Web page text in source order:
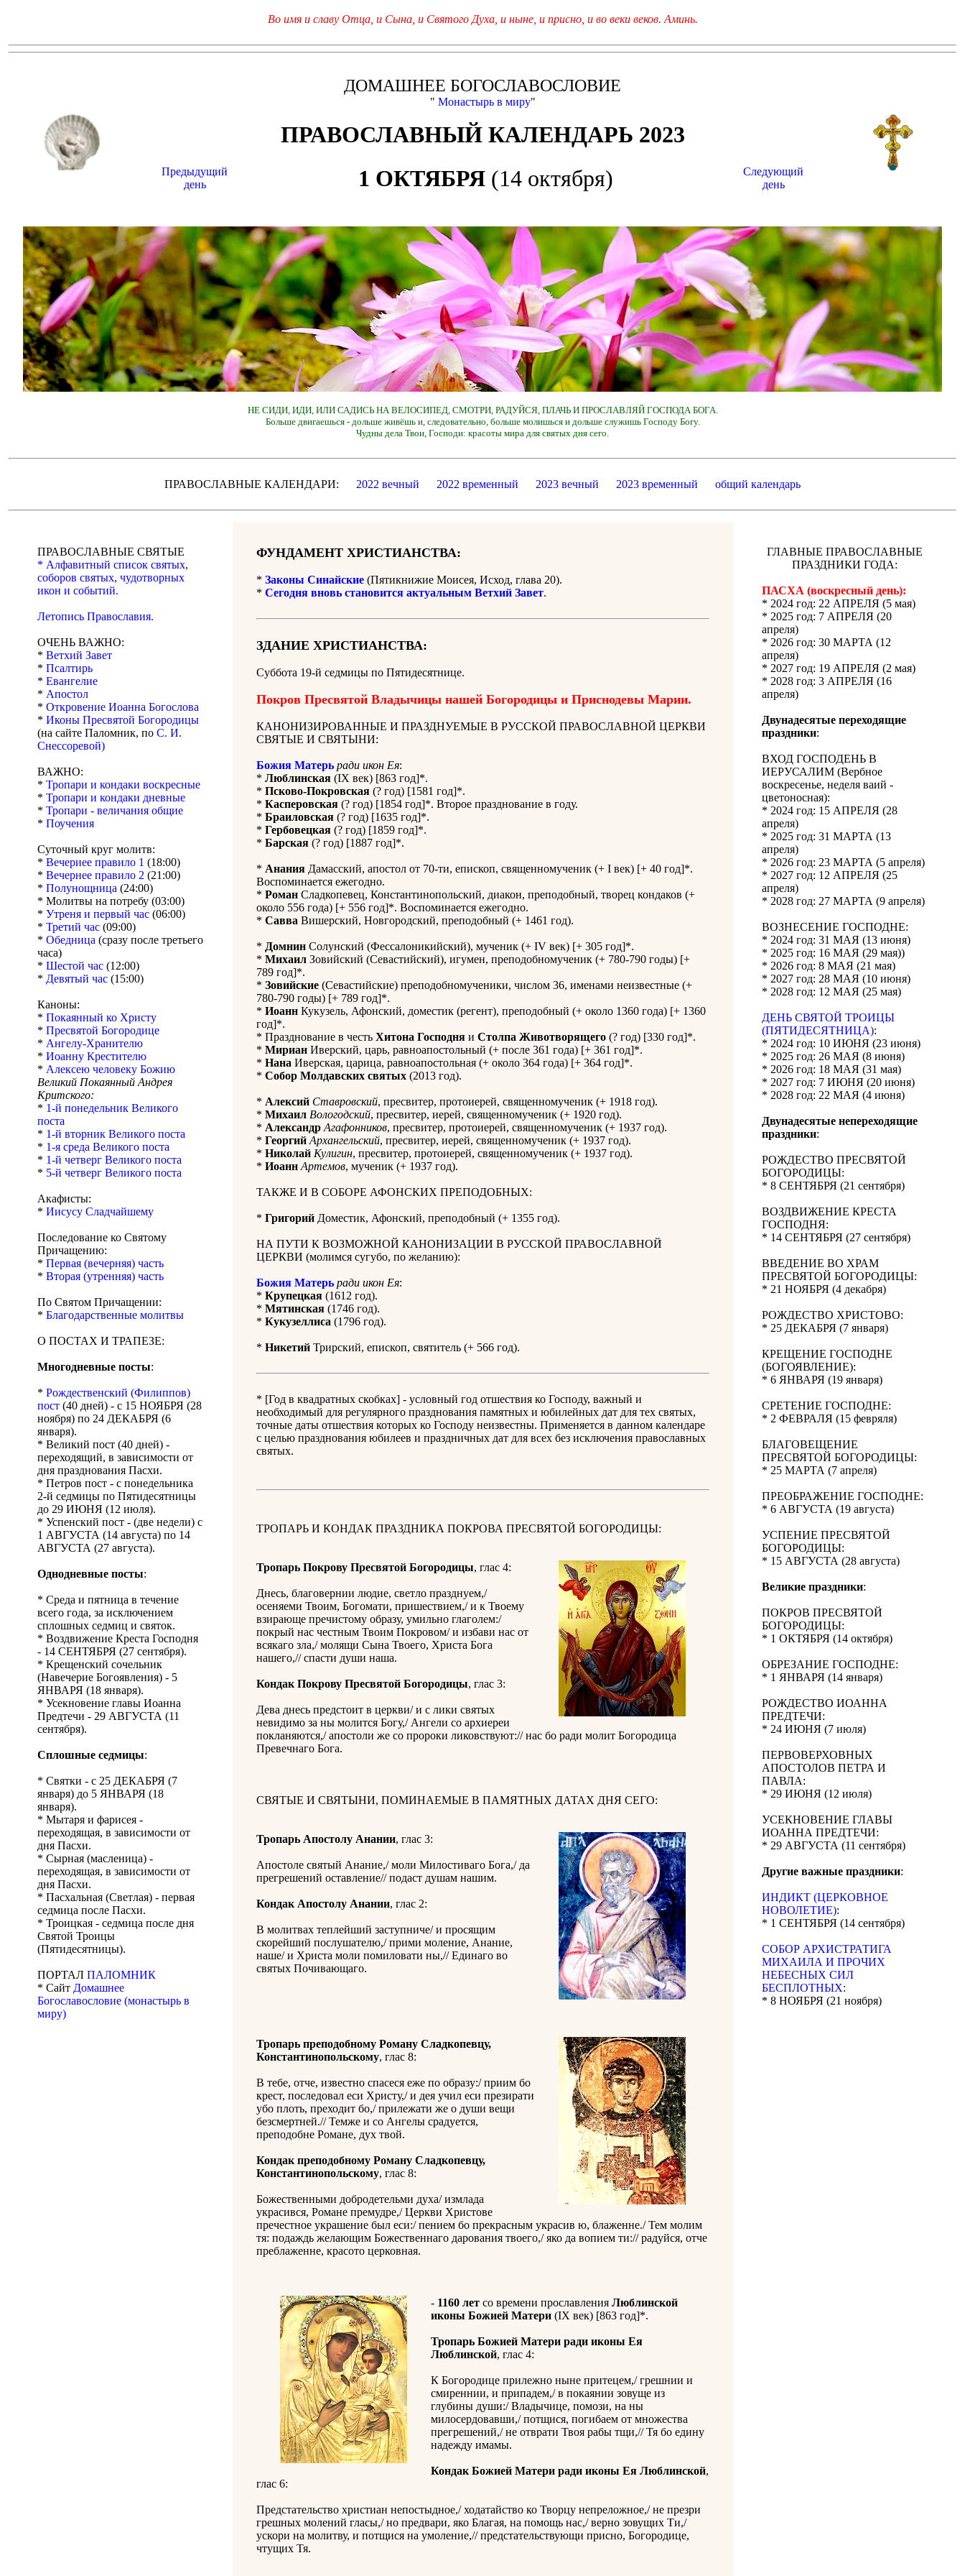
Во имя и славу Отца, и Сына, и Святого Духа, и ныне, и присно, и во веки веков. Аминь.
ДОМАШНЕЕ БОГОСЛАВОСЛОВИЕ
" Монастырь в миру"
ПРАВОСЛАВНЫЙ КАЛЕНДАРЬ 2023
Предыдущий
день
1 ОКТЯБРЯ(14 октября)
Следующий
день
НЕ СИДИ, ИДИ, ИЛИ САДИСЬ НА ВЕЛОСИПЕД, СМОТРИ, РАДУЙСЯ, ПЛАЧЬ И ПРОСЛАВЛЯЙ ГОСПОДА БОГА.
Больше двигаешься - дольше живёшь и, следовательно, больше молишься и дольше служишь Господу Богу.
Чудны дела Твои, Господи: красоты мира для святых дня сего.
ПРАВОСЛАВНЫЕ КАЛЕНДАРИ: 2022 вечный 2022 временный 2023 вечный 2023 временный общий календарь
ПРАВОСЛАВНЫЕ СВЯТЫЕ
* Алфавитный список святых,
соборов святых, чудотворных
икон и событий.
Летопись Православия.
ОЧЕНЬ ВАЖНО:
* Ветхий Завет
* Псалтирь
* Евангелие
* Апостол
* Откровение Иоанна Богослова
* Иконы Пресвятой Богородицы
(на сайте Паломник, по С. И.
Снессоревой)
ВАЖНО:
* Тропари и кондаки воскресные
* Тропари и кондаки дневные
* Тропари - величания общие
* Поучения
Суточный круг молитв:
* Вечериее правило 1 (18:00)
* Вечернее правило 2 (21:00)
* Полунощница (24:00)
* Молитвы на потребу (03:00)
* Утреня и первый час (06:00)
* Третий час (09:00)
* Обедница (сразу после третьего
часа)
* Шестой час (12:00)
* Девятый час (15:00)
Каноны:
* Покаянный ко Христу
* Пресвятой Богородице
* Ангелу-Хранителю
* Иоанну Крестителю
* Алексею человеку Божию
Великий Покаянный Андрея
Критского:
* 1-й понедельник Великого
поста
* 1-й вторник Великого поста
* 1-я среда Великого поста
* 1-й четверг Великого поста
* 5-й четверг Великого поста
Акафисты:
* Иисусу Сладчайшему
Последование ко Святому
Причащению:
* Первая (вечерняя) часть
* Вторая (утренняя) часть
По Святом Причащении:
* Благодарственные молитвы
О ПОСТАХ И ТРАПЕЗЕ:
Многодневные посты:
* Рождественский (Филиппов)
пост (40 дней) - с 15 НОЯБРЯ (28
ноября) по 24 ДЕКАБРЯ (6
января).
* Великий пост (40 дней) -
переходящий, в зависимости от
дня празднования Пасхи.
* Петров пост - с понедельника
2-й седмицы по Пятидесятницы
до 29 ИЮНЯ (12 июля).
* Успенский пост - (две недели) с
1 АВГУСТА (14 августа) по 14
АВГУСТА (27 августа).
Однодневные посты:
* Среда и пятница в течение
всего года, за исключением
сплошных седмиц и святок.
* Воздвижение Креста Господня
- 14 СЕНТЯБРЯ (27 сентября).
* Крещенский сочельник
(Навечерие Богоявления) - 5
ЯНВАРЯ (18 января).
* Усекновение главы Иоанна
Предтечи - 29 АВГУСТА (11
сентября).
Сплошные седмицы:
* Святки - с 25 ДЕКАБРЯ (7
января) до 5 ЯНВАРЯ (18
января).
* Мытаря и фарисея -
переходящая, в зависимости от
дня Пасхи.
* Сырная (масленица) -
переходящая, в зависимости от
дня Пасхи.
* Пасхальная (Светлая) - первая
седмица после Пасхи.
* Троицкая - седмица после дня
Святой Троицы
(Пятидесятницы).
ПОРТАЛ ПАЛОМНИК
* Сайт Домашнее
Богославословие (монастырь в
миру)
ФУНДАМЕНТ ХРИСТИАНСТВА:
* Законы Синайские (Пятикнижие Моисея, Исход, глава 20).
* Сегодня вновь становится актуальным Ветхий Завет.
ЗДАНИЕ ХРИСТИАНСТВА:
Суббота 19-й седмицы по Пятидесятнице.
Покров Пресвятой Владычицы нашей Богородицы и Приснодевы Марии.
КАНОНИЗИРОВАННЫЕ И ПРАЗДНУЕМЫЕ В РУССКОЙ ПРАВОСЛАВНОЙ ЦЕРКВИ
СВЯТЫЕ И СВЯТЫНИ:
Божия Матерь ради икон Ея:
* Люблинская (IX век) [863 год]*.
* Псково-Покровская (? год) [1581 год]*.
* Касперовская (? год) [1854 год]*. Второе празднование в году.
* Браиловская (? год) [1635 год]*.
* Гербовецкая (? год) [1859 год]*.
* Барская (? год) [1887 год]*.
* Анания Дамасский, апостол от 70-ти, епископ, священномученик (+ I век) [+ 40 год]*.
Воспоминается ежегодно.
* Роман Сладкопевец, Константинопольский, диакон, преподобный, творец кондаков (+
около 556 года) [+ 556 год]*. Воспоминается ежегодно.
* Савва Вишерский, Новгородский, преподобный (+ 1461 год).
* Домнин Солунский (Фессалоникийский), мученик (+ IV век) [+ 305 год]*.
* Михаил Зовийский (Севастийский), игумен, преподобномученик (+ 780-790 годы) [+
789 год]*.
* Зовийские (Севастийские) преподобномученики, числом 36, именами неизвестные (+
780-790 годы) [+ 789 год]*.
* Иоанн Кукузель, Афонский, доместик (регент), преподобный (+ около 1360 года) [+ 1360
год]*.
* Празднование в честь Хитона Господня и Столпа Животворящего (? год) [330 год]*.
* Мириан Иверский, царь, равноапостольный (+ после 361 года) [+ 361 год]*.
* Нана Иверская, царица, равноапостольная (+ около 364 года) [+ 364 год]*.
* Собор Молдавских святых (2013 год).
* Алексий Ставровский, пресвитер, протоиерей, священномученик (+ 1918 год).
* Михаил Вологодский, пресвитер, иерей, священномученик (+ 1920 год).
* Александр Агафонников, пресвитер, протоиерей, священномученик (+ 1937 год).
* Георгий Архангельский, пресвитер, иерей, священномученик (+ 1937 год).
* Николай Кулигин, пресвитер, протоиерей, священномученик (+ 1937 год).
* Иоанн Артемов, мученик (+ 1937 год).
ТАКЖЕ И В СОБОРЕ АФОНСКИХ ПРЕПОДОБНЫХ:
* Григорий Доместик, Афонский, преподобный (+ 1355 год).
НА ПУТИ К ВОЗМОЖНОЙ КАНОНИЗАЦИИ В РУССКОЙ ПРАВОСЛАВНОЙ
ЦЕРКВИ (молимся сугубо, по желанию):
Божия Матерь ради икон Ея:
* Крупецкая (1612 год).
* Мятинская (1746 год).
* Кукузеллиса (1796 год).
* Никетий Трирский, епископ, святитель (+ 566 год).
* [Год в квадратных скобках] - условный год отшествия ко Господу, важный и
необходимый для регулярного празднования памятных и юбилейных дат для тех святых,
точные даты отшествия которых ко Господу неизвестны. Применяется в данном календаре
с целью празднования юбилеев и праздничных дат для всех без исключения православных
святых.
ТРОПАРЬ И КОНДАК ПРАЗДНИКА ПОКРОВА ПРЕСВЯТОЙ БОГОРОДИЦЫ:
Тропарь Покрову Пресвятой Богородицы, глас 4:
Днесь, благовернии людие, светло празднуем,/
осеняеми Твоим, Богомати, пришествием,/ и к Твоему
взирающе пречистому образу, умильно глаголем:/
покрый нас честным Твоим Покровом/ и избави нас от
всякаго зла,/ молящи Сына Твоего, Христа Бога
нашего,// спасти души наша.
Кондак Покрову Пресвятой Богородицы, глас 3:
Дева днесь предстоит в церкви/ и с лики святых
невидимо за ны молится Богу,/ Ангели со архиереи
покланяются,/ апостоли же со пророки ликовствуют:// нас бо ради молит Богородица
Превечнаго Бога.
СВЯТЫЕ И СВЯТЫНИ, ПОМИНАЕМЫЕ В ПАМЯТНЫХ ДАТАХ ДНЯ СЕГО:
Тропарь Апостолу Анании, глас 3:
Апостоле святый Анание,/ моли Милостиваго Бога,/ да
прегрешений оставление// подаст душам нашим.
Кондак Апостолу Анании, глас 2:
В молитвах теплейший заступниче/ и просящим
скорейший послушателю,/ прими моление, Анание,
наше/ и Христа моли помиловати ны,// Единаго во
святых Почивающаго.
Тропарь преподобному Роману Сладкопевцу,
Константинопольскому, глас 8:
В тебе, отче, известно спасеся еже по образу:/ приим бо
крест, последовал еси Христу,/ и дея учил еси презирати
убо плоть, преходит бо,/ прилежати же о души вещи
безсмертней.// Темже и со Ангелы срадуется,
преподобне Романе, дух твой.
Кондак преподобному Роману Сладкопевцу,
Константинопольскому, глас 8:
Божественными добродетельми духа/ измлада
украсився, Романе премудре,/ Церкви Христове
пречестное украшение был еси:/ пением бо прекрасным украсив ю, блаженне./ Тем молим
тя: подаждь желающим Божественнаго дарования твоего,/ яко да вопием ти:// радуйся, отче
преблаженне, красото церковная.
- 1160 лет со времени прославления Люблинской
иконы Божией Матери (IX век) [863 год]*.
Тропарь Божией Матери ради иконы Ея
Люблинской, глас 4:
К Богородице прилежно ныне притецем,/ грешнии и
смиреннии, и припадем,/ в покаянии зовуще из
глубины души:/ Владычице, помози, на ны
милосердовавши,/ потщися, погибаем от множества
прегрешений,/ не отврати Твоя рабы тщи,// Тя бо едину
надежду имамы.
Кондак Божией Матери ради иконы Ея Люблинской,
глас 6:
Предстательство христиан непостыдное,/ ходатайство ко Творцу непреложное,/ не презри
грешных молений гласы,/ но предвари, яко Благая, на помощь нас,/ верно зовущих Ти,/
ускори на молитву, и потщися на умоление,// предстательствующи присно, Богородице,
чтущих Тя.
ГЛАВНЫЕ ПРАВОСЛАВНЫЕ
ПРАЗДНИКИ ГОДА:
ПАСХА (воскресный день):
* 2024 год: 22 АПРЕЛЯ (5 мая)
* 2025 год: 7 АПРЕЛЯ (20
апреля)
* 2026 год: 30 МАРТА (12
апреля)
* 2027 год: 19 АПРЕЛЯ (2 мая)
* 2028 год: 3 АПРЕЛЯ (16
апреля)
Двунадесятые переходящие
праздники:
ВХОД ГОСПОДЕНЬ В
ИЕРУСАЛИМ (Вербное
воскресенье, неделя ваий -
цветоносная):
* 2024 год: 15 АПРЕЛЯ (28
апреля)
* 2025 год: 31 МАРТА (13
апреля)
* 2026 год: 23 МАРТА (5 апреля)
* 2027 год: 12 АПРЕЛЯ (25
апреля)
* 2028 год: 27 МАРТА (9 апреля)
ВОЗНЕСЕНИЕ ГОСПОДНЕ:
* 2024 год: 31 МАЯ (13 июня)
* 2025 год: 16 МАЯ (29 мая))
* 2026 год: 8 МАЯ (21 мая)
* 2027 год: 28 МАЯ (10 июня)
* 2028 год: 12 МАЯ (25 мая)
ДЕНЬ СВЯТОЙ ТРОИЦЫ
(ПЯТИДЕСЯТНИЦА):
* 2024 год: 10 ИЮНЯ (23 июня)
* 2025 год: 26 МАЯ (8 июня)
* 2026 год: 18 МАЯ (31 мая)
* 2027 год: 7 ИЮНЯ (20 июня)
* 2028 год: 22 МАЯ (4 июня)
Двунадесятые непереходящие
праздники:
РОЖДЕСТВО ПРЕСВЯТОЙ
БОГОРОДИЦЫ:
* 8 СЕНТЯБРЯ (21 сентября)
ВОЗДВИЖЕНИЕ КРЕСТА
ГОСПОДНЯ:
* 14 СЕНТЯБРЯ (27 сентября)
ВВЕДЕНИЕ ВО ХРАМ
ПРЕСВЯТОЙ БОГОРОДИЦЫ:
* 21 НОЯБРЯ (4 декабря)
РОЖДЕСТВО ХРИСТОВО:
* 25 ДЕКАБРЯ (7 января)
КРЕЩЕНИЕ ГОСПОДНЕ
(БОГОЯВЛЕНИЕ):
* 6 ЯНВАРЯ (19 января)
СРЕТЕНИЕ ГОСПОДНЕ:
* 2 ФЕВРАЛЯ (15 февряля)
БЛАГОВЕЩЕНИЕ
ПРЕСВЯТОЙ БОГОРОДИЦЫ:
* 25 МАРТА (7 апреля)
ПРЕОБРАЖЕНИЕ ГОСПОДНЕ:
* 6 АВГУСТА (19 августа)
УСПЕНИЕ ПРЕСВЯТОЙ
БОГОРОДИЦЫ:
* 15 АВГУСТА (28 августа)
Великие праздники:
ПОКРОВ ПРЕСВЯТОЙ
БОГОРОДИЦЫ:
* 1 ОКТЯБРЯ (14 октября)
ОБРЕЗАНИЕ ГОСПОДНЕ:
* 1 ЯНВАРЯ (14 января)
РОЖДЕСТВО ИОАННА
ПРЕДТЕЧИ:
* 24 ИЮНЯ (7 июля)
ПЕРВОВЕРХОВНЫХ
АПОСТОЛОВ ПЕТРА И
ПАВЛА:
* 29 ИЮНЯ (12 июля)
УСЕКНОВЕНИЕ ГЛАВЫ
ИОАННА ПРЕДТЕЧИ:
* 29 АВГУСТА (11 сентября)
Другие важные праздники:
ИНДИКТ (ЦЕРКОВНОЕ
НОВОЛЕТИЕ):
* 1 СЕНТЯБРЯ (14 сентября)
CОБОР АРХИСТРАТИГА
МИХАИЛА И ПРОЧИХ
НЕБЕСНЫХ СИЛ
БЕСПЛОТНЫХ:
* 8 НОЯБРЯ (21 ноября)